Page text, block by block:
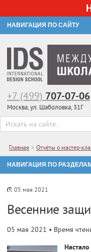
НАВИГАЦИЯ ПО САЙТУ
+7 (499) 707-07-06
Москва, ул. Шаболовка, 31Г
Главная > Отчёты о мастер-
05 мая 2021
Весенние
05 мая 2021 • Время
НАВИГАЦИЯ ПО